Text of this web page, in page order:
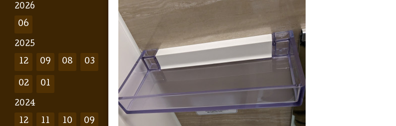
2026
06
2025
12 09 08 03
02 01
2024
12 11 10 09